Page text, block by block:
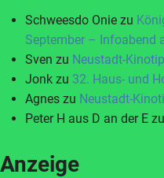
Schweesdo Onie zu
September – Infoabend
Sven zu Neustadt-
Jonk zu 32. Haus- und
Agnes zu Neustadt-
Peter H aus D an der E zu
Anzeige